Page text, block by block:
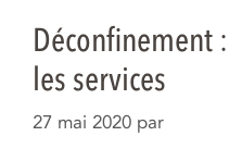
Déconfinement
les services
27 mai 2020 par